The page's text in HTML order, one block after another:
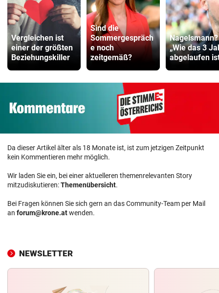
Vergleichen ist
einer der größten
Beziehungskiller
Sind die
Sommergespräch
e noch
zeitgemäß?
Nagelsmann?
„Wie das 3
abgelaufen
Da dieser Artikel älter als 18 Monate ist, ist zum jetzigen Zeitpunkt
kein Kommentieren mehr möglich.
Wir laden Sie ein, bei einer aktuelleren themenrelevanten Story
mitzudiskutieren:Themenübersicht.
Bei Fragen können Sie sich gern an das Community-Team per Mail
an forum@krone.atwenden.
NEWSLETTER